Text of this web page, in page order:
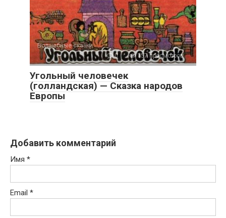
Волшебные сказки
0
157 просмотров
Угольный человечек
(голландская) — Сказка народов
Европы
Добавить комментарий
Имя *
Email *